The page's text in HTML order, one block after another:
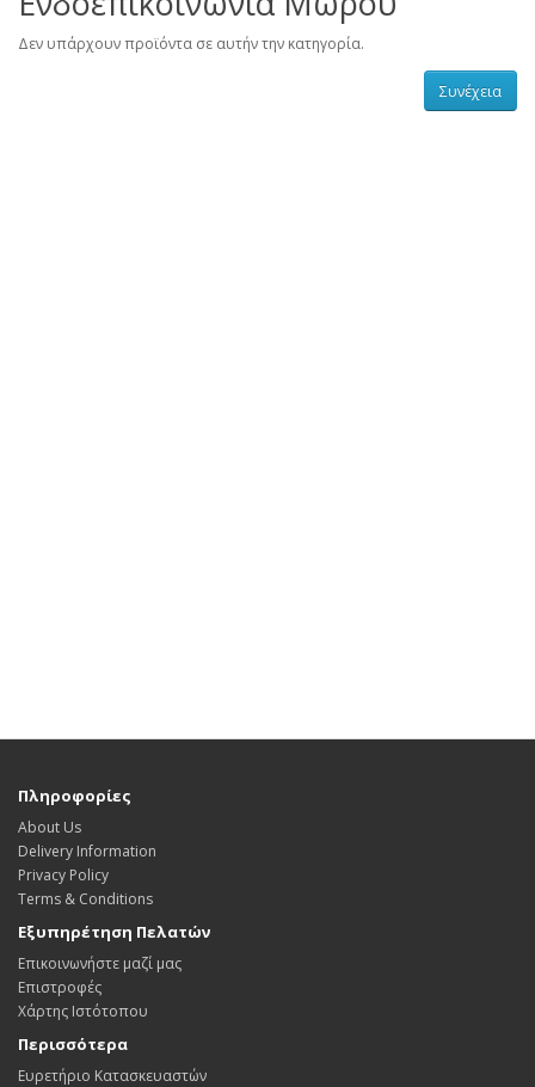
Δεν υπάρχουν προϊόντα σε αυτήν την κατηγορία.
Συνέχεια
Πληροφορίες
About Us
Delivery Information
Privacy Policy
Terms & Conditions
Εξυπηρέτηση Πελατών
Επικοινωνήστε μαζί μας
Επιστροφές
Χάρτης Ιστότοπου
Περισσότερα
Ευρετήριο Κατασκευαστών